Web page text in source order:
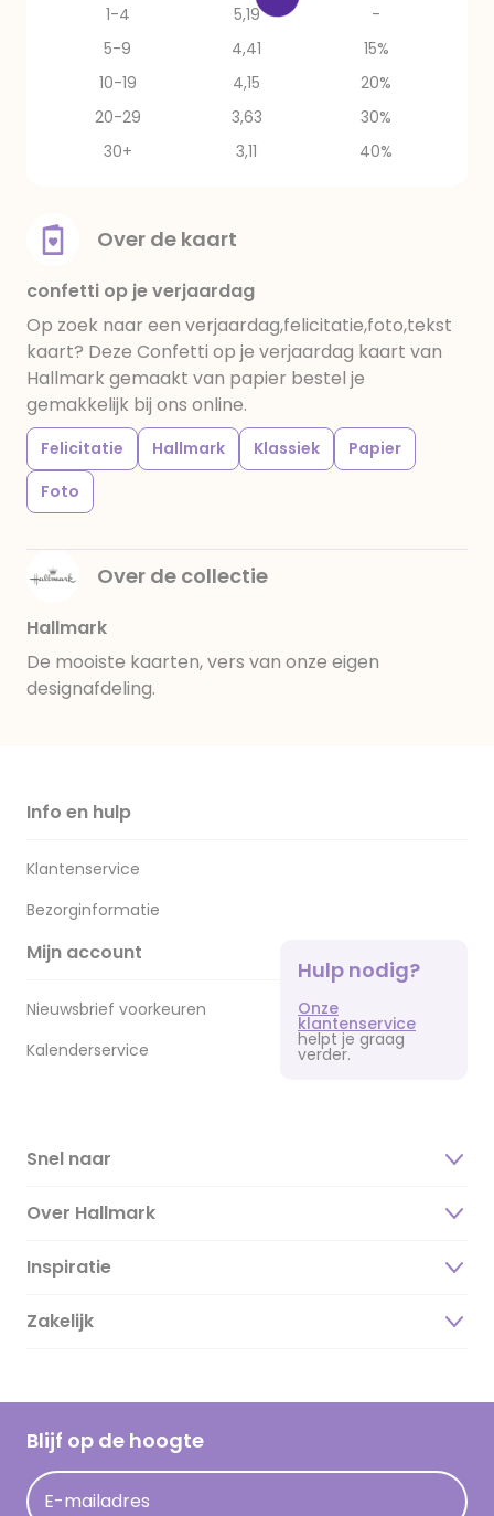
1-4
5,19
-
5-9
4,41
15%
10-19
4,15
20%
20-29
3,63
30%
30+
3,11 40%
Over de kaart
confetti op je verjaardag
Op zoek naar een verjaardag,felicitatie,foto,tekst
kaart? Deze Confetti op je verjaardag kaart van
Hallmark gemaakt van papier bestel je
gemakkelijk bij ons online.
Felicitatie Hallmark Klassiek
Papier
Foto
Over de collectie
Hallmark
De mooiste kaarten, vers van onze eigen
designafdeling.
Info en hulp
Klantenservice
Bezorginformatie
Mijn account
Nieuwsbrief voorkeuren
Kalenderservice
Hulp nodig?
Onze
klantenservice
helpt je graag
verder.
Snel naar
Over Hallmark
Over ons
Duurzaamheid
Hallmark Kaartclub
Acties
Inspiratie
Magazine
Cadeau inspiratie
Kaartinspiratie
Zakelijk
Blijf op de hoogte
E-mailadres